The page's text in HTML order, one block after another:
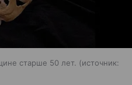
старше 50 лет.
источник: